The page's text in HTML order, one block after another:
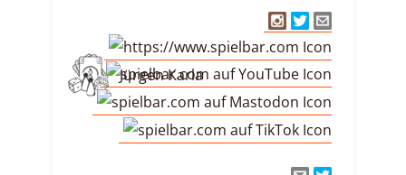
Jürgen Karla